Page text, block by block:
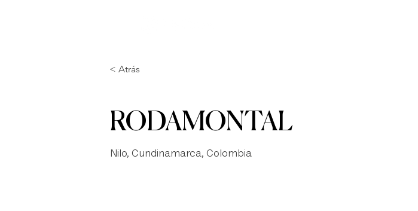
< Atrás
RODAMONTAL
Nilo, Cundinamarca, Colombia